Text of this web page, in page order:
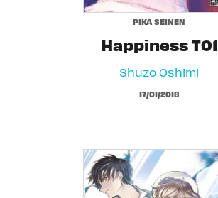
PIKA SEINEN
Happiness T01
Shuzo Oshimi
17/01/2018